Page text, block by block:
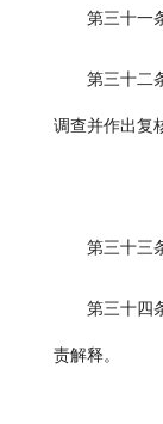
第三十一
第三十二
调查并作出复
第三十三
第三十四
责解释。